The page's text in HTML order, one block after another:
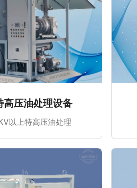
高压油处理设备
以上特高压油处理